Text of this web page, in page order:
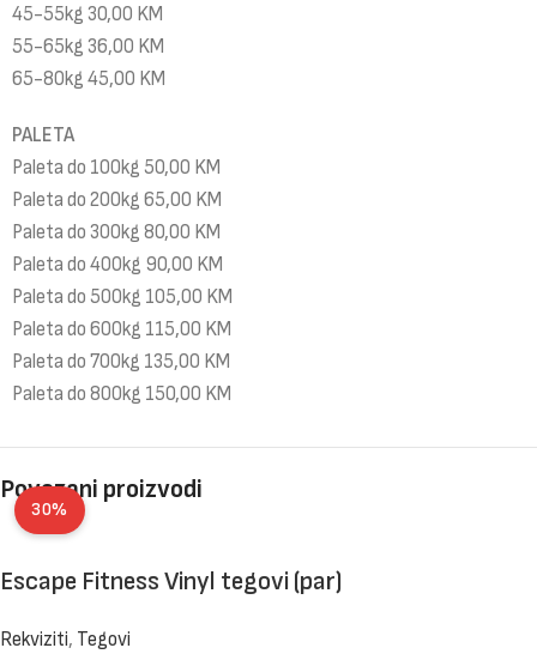
45-55kg 30,00 KM
55-65kg 36,00 KM
65-80kg 45,00 KM
PALETA
Paleta do 100kg 50,00 KM
Paleta do 200kg 65,00 KM
Paleta do 300kg 80,00 KM
Paleta do 400kg 90,00 KM
Paleta do 500kg 105,00 KM
Paleta do 600kg 115,00 KM
Paleta do 700kg 135,00 KM
Paleta do 800kg 150,00 KM
Povezani proizvodi
30%
Escape Fitness Vinyl tegovi (par)
Rekviziti, Tegovi